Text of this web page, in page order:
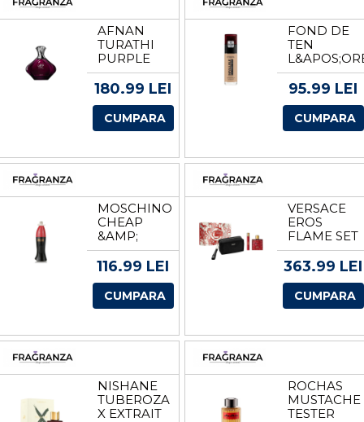
AFNAN
TURATHI
PURPLE
APA DE
PARFUM
FEMEI
EDP
ML
180.99 LEI
CUMPARA
FOND DE
TEN
220
VOLUM 1
BUCATA
95.99 LEI
CUMPARA
MOSCHINO
CHEAP
&AMP;
CHIC
TESTER
VOLUM
100 ML
116.99 LEI
CUMPARA
VERSACE
EROS
FLAME SET
CADOU
PENTRU
VOLUM
EDP 100
10 ML +
GEANTA
TOALETA
363.99 LEI
CUMPARA
NISHANE
TUBEROZA
X EXTRAIT
ROCHAS
MUSTACHE
TESTER